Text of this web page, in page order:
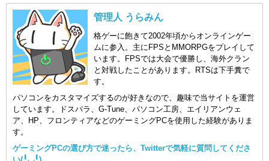
管理人 うらみん
格ゲーに飽きて2002年頃からオンラインゲー
ムに参入。主にFPSとMMORPGをプレイして
います。FPSでは大会で優勝し、海外クラン
と対戦したことがあります。RTSは下手糞で
す。
パソコンをカスタマイズするのが好きなので、趣味で当サイトを運営
しています。ドスパラ、G-Tune、パソコン工房、エイリアンウェ
ア、HP、フロンティアなどのゲーミングPCを使用した経験がありま
す。
ゲーミングPCの選び方で迷ったら、Twitterで気軽に質問してくださ